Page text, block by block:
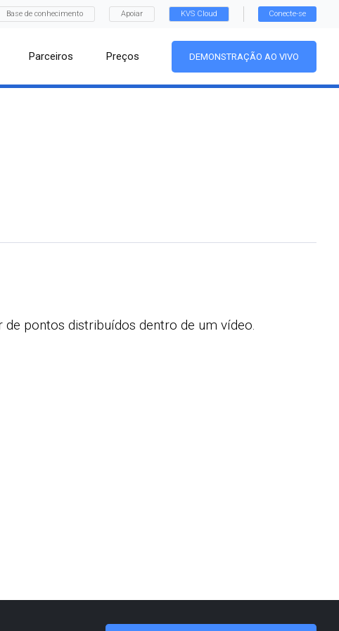
Base de conhecimento Apoiar KVS Cloud Conecte-se
Parceiros Preços DEMONSTRAÇÃO AO VIVO
pontos distribuídos dentro de um vídeo.